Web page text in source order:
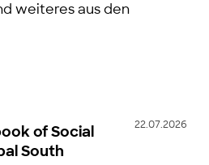
weiteres aus den
22.07.2026
of Social
South